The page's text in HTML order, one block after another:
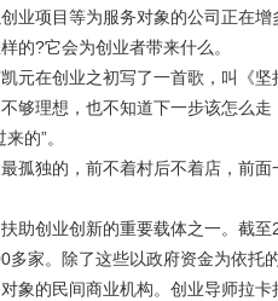
业项目等为服务对象的公司正在
的?它会为创业者带来什么。
在创业之初写了一首歌，叫《坚
够理想，也不知道下一步该怎么
的”。
独的，前不着村后不着店，前面
创业创新的重要载体之一。截至
多家。除了这些以政府资金为依托
象的民间商业机构。创业导师拉